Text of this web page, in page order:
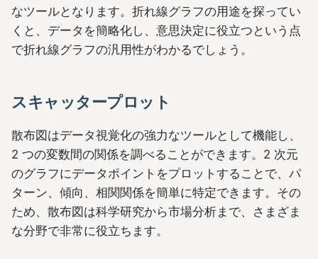
なツールとなります。折れ線グラフの用途を探ってい
くと、データを簡略化し、意思決定に役立つという点
で折れ線グラフの汎用性がわかるでしょう。
スキャッタープロット
散布図はデータ視覚化の強力なツールとして機能し、
2 つの変数間の関係を調べることができます。2 次元
のグラフにデータポイントをプロットすることで、パ
ターン、傾向、相関関係を簡単に特定できます。その
ため、散布図は科学研究から市場分析まで、さまざま
な分野で非常に役立ちます。